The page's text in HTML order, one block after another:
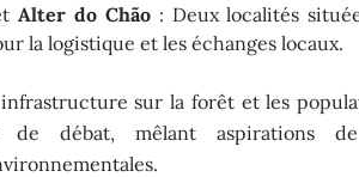
Alter do Chão: Deux localités
la logistique et les échanges locaux.
sur la forêt et les
débat, mêlant aspirations